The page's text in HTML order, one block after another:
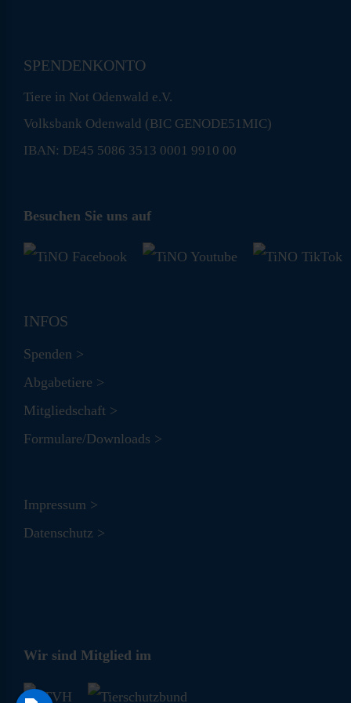
SPENDENKONTO
Tiere in Not Odenwald e.V.
Volksbank Odenwald (BIC GENODE51MIC)
IBAN: DE45 5086 3513 0001 9910 00
Besuchen Sie uns auf
INFOS
Spenden >
Abgabetiere >
Mitgliedschaft >
Formulare/Downloads >
Impressum >
Datenschutz >
Wir sind Mitglied im